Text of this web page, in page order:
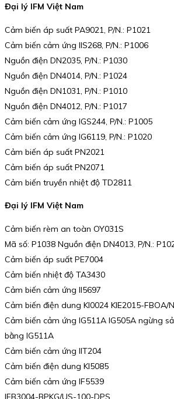
Đại lý IFM Việt Nam
Cảm biến áp suất PA9021, P/N.: P1021
Cảm biến cảm ứng IIS268, P/N.: P1006
Nguồn điện DN2035, P/N.: P1030
Nguồn điện DN4014, P/N.: P1024
Nguồn điện DN1031, P/N.: P1010
Nguồn điện DN4012, P/N.: P1017
Cảm biến cảm ứng IGS244, P/N.: P1005
Cảm biến cảm ứng IG6119, P/N.: P1020
Cảm biến áp suất PN2021
Cảm biến áp suất PN2071
Cảm biến truyền nhiệt độ TD2811
Đại lý IFM Việt Nam
Cảm biến rèm an toàn OY031S
Mã số: P1038 Nguồn điện DN4013, P/N.:
Cảm biến áp suất PE7004
Cảm biến nhiệt độ TA3430
Cảm biến cảm ứng II5697
Cảm biến điện dung KI0024 KIE2015-FBOA/
Cảm biến cảm ứng IG511A IG505A ngừng
bằng IG511A
Cảm biến cảm ứng IIT204
Cảm biến điện dung KI5085
Cảm biến cảm ứng IF5539
IFB3004-BPKG/US-100-DPS